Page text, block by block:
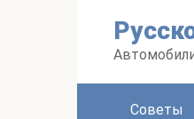
Советы